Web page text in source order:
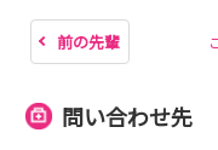
前の先輩
問い合わせ先